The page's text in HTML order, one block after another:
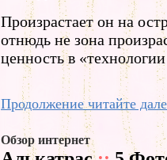
Произрастает он на
отнюдь не зона
ценность в
Продолжение читайте
Обзор интернет